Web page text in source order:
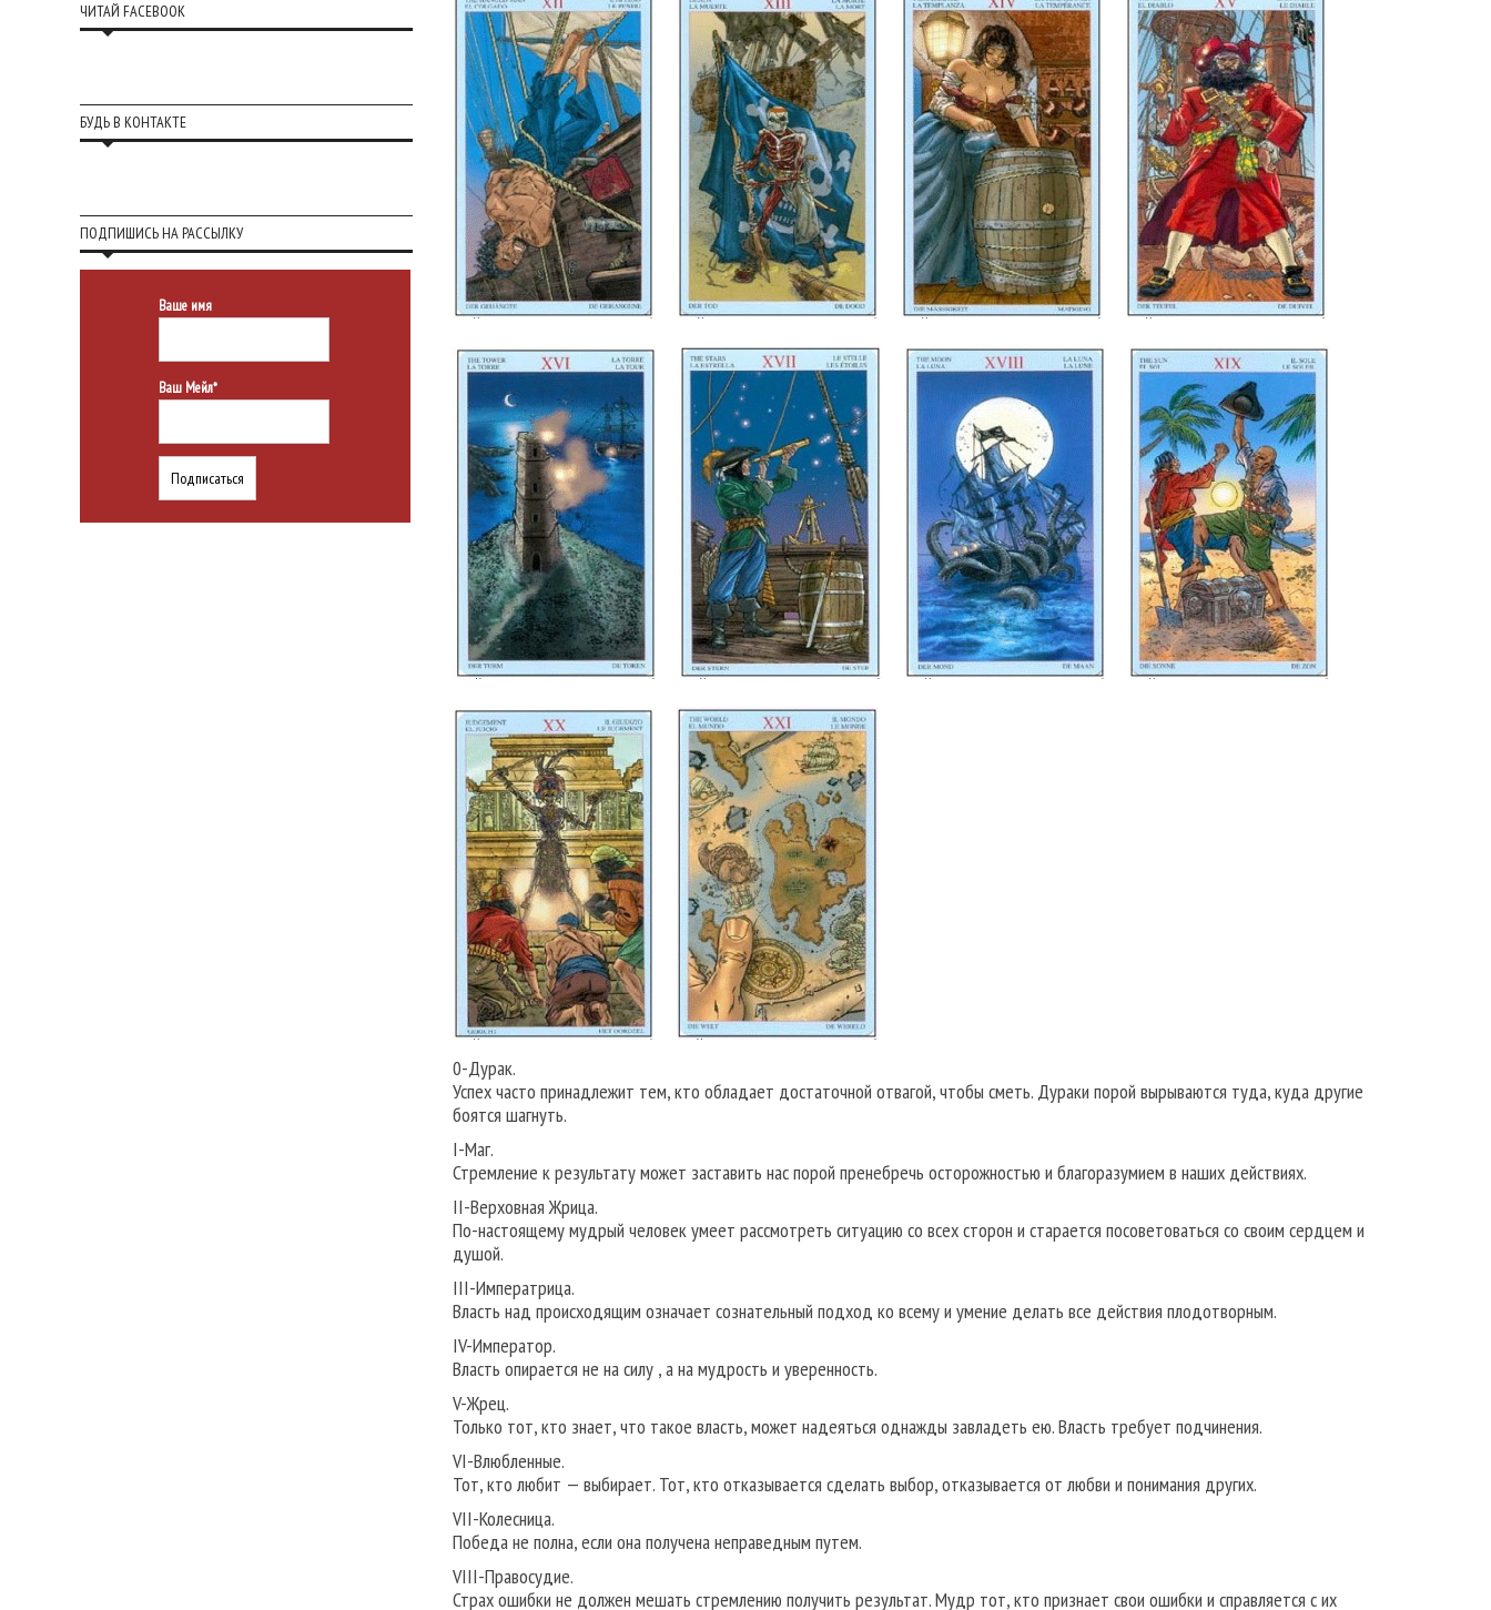
0-Дурак.
Успех часто принадлежит тем, кто обладает достаточной отвагой, чтобы сметь. Дураки порой вырываются туда, куда другие
боятся шагнуть.
I-Маг.
Стремление к результату может заставить нас порой пренебречь осторожностью и благоразумием в наших действиях.
II-Верховная Жрица.
По-настоящему мудрый человек умеет рассмотреть ситуацию со всех сторон и старается посоветоваться со своим сердцем и
душой.
III-Императрица.
Власть над происходящим означает сознательный подход ко всему и умение делать все действия плодотворным.
IV-Император.
Власть опирается не на силу , а на мудрость и уверенность.
V-Жрец.
Только тот, кто знает, что такое власть, может надеяться однажды завладеть ею. Власть требует подчинения.
VI-Влюбленные.
Тот, кто любит — выбирает. Тот, кто отказывается сделать выбор, отказывается от любви и понимания других.
VII-Колесница.
Победа не полна, если она получена неправедным путем.
VIII-Правосудие.
Страх ошибки не должен мешать стремлению получить результат. Мудр тот, кто признает свои ошибки и справляется с их
ЧИТАЙ FACEBOOK
БУДЬ В КОНТАКТЕ
ПОДПИШИСЬ НА РАССЫЛКУ
Ваше имя
Ваш Мейл*